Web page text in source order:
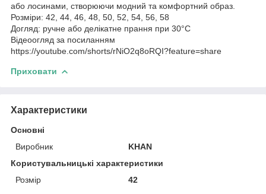
або лосинами, створюючи модний та комфортний образ.
Розміри: 42, 44, 46, 48, 50, 52, 54, 56, 58
Догляд: ручне або делікатне прання при 30°C
Відеоогляд за посиланням
https://youtube.com/shorts/rNiO2q8oRQI?feature=share
Приховати
Характеристики
Основні
Виробник
KHAN
Користувальницькі характеристики
Розмір
42